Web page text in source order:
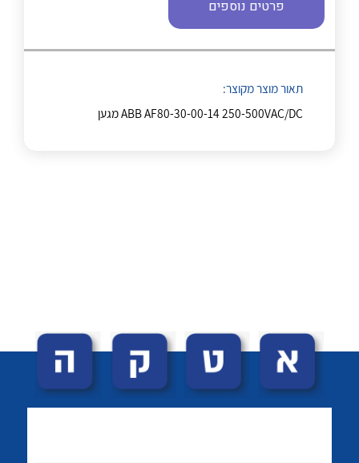
About Ateka Ltd.
צור קשר
לכל מוצרי היצרן
פרטים נוספים
תאור מוצר מקוצר:
ABB AF80-30-00-14 250-500VAC/DC מגען